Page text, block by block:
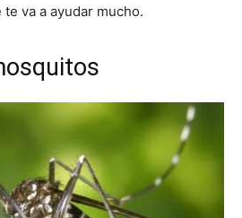
va a ayudar mucho.